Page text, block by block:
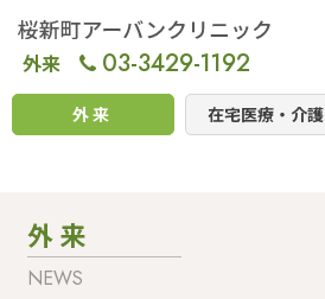
外来 03-3429-1192
外来 在宅医療・介護
外 来
NEWS